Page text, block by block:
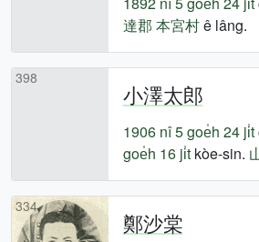
達郡 本宮村ê lâng.
398
小澤太郎
1906 nî5 goe̍h 24 ji̍t
goe̍h 16 ji̍tkòe-sin.
334
鄭沙棠